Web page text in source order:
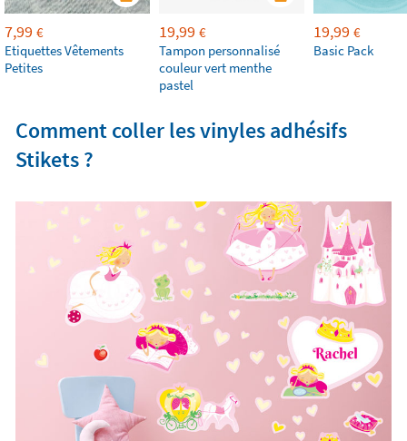
7,99 €
Etiquettes Vêtements
Petites
19,99 €
Tampon personnalisé
couleur vert menthe
pastel
19,99 €
Basic Pack
Comment coller les vinyles adhésifs
Stikets ?